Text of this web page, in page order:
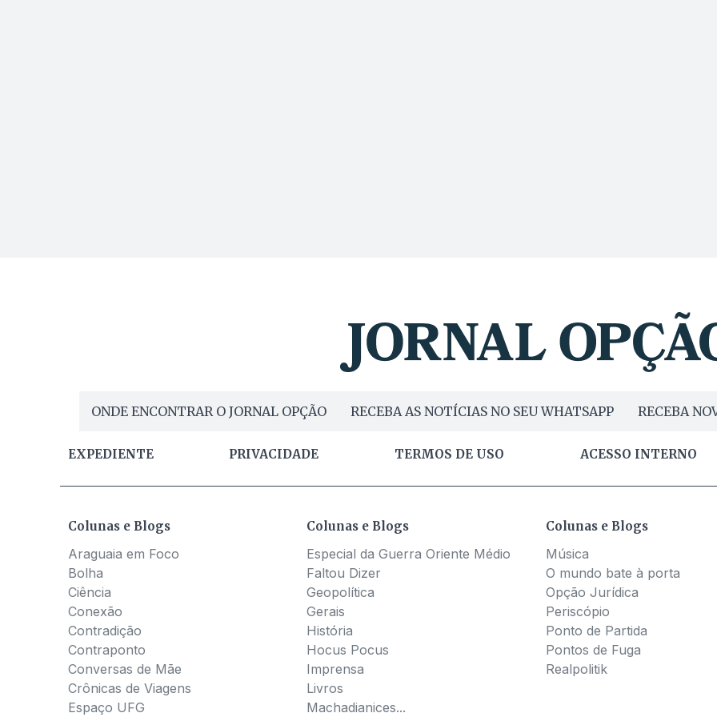
ONDE ENCONTRAR O JORNAL OPÇÃO RECEBA AS NOTÍCIAS NO SEU WHATSAPP RECEBA
EXPEDIENTE PRIVACIDADE TERMOS DE USO ACESSO INTERNO
Colunas e Blogs
Araguaia em Foco
Bolha
Ciência
Conexão
Contradição
Contraponto
Conversas de Mãe
Crônicas de Viagens
Espaço UFG
Colunas e Blogs
Especial da Guerra Oriente Médio
Faltou Dizer
Geopolítica
Gerais
História
Hocus Pocus
Imprensa
Livros
Machadianices...
Colunas e Blogs
Música
O mundo bate à porta
Opção Jurídica
Periscópio
Ponto de Partida
Pontos de Fuga
Realpolitik